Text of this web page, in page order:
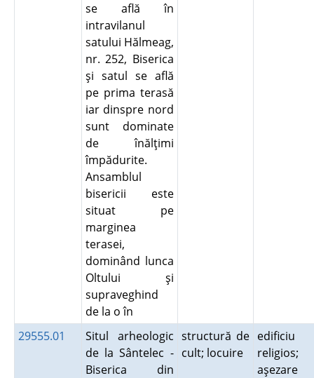
se află în
intravilanul
satului Hălmeag,
nr. 252, Biserica
şi satul se află
pe prima terasă
iar dinspre nord
sunt dominate
de înălţimi
împădurite.
Ansamblul
bisericii este
situat pe
marginea
terasei,
dominând lunca
Oltului şi
supraveghind
de la o în
29555.01
Situl arheologic
de la Sântelec -
Biserica din
structură de
cult; locuire
edificiu
religios;
aşezare